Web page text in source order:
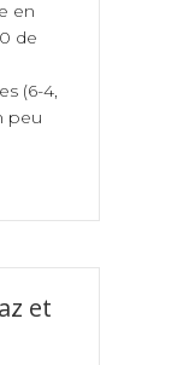
en
de
(6-4,
peu
et